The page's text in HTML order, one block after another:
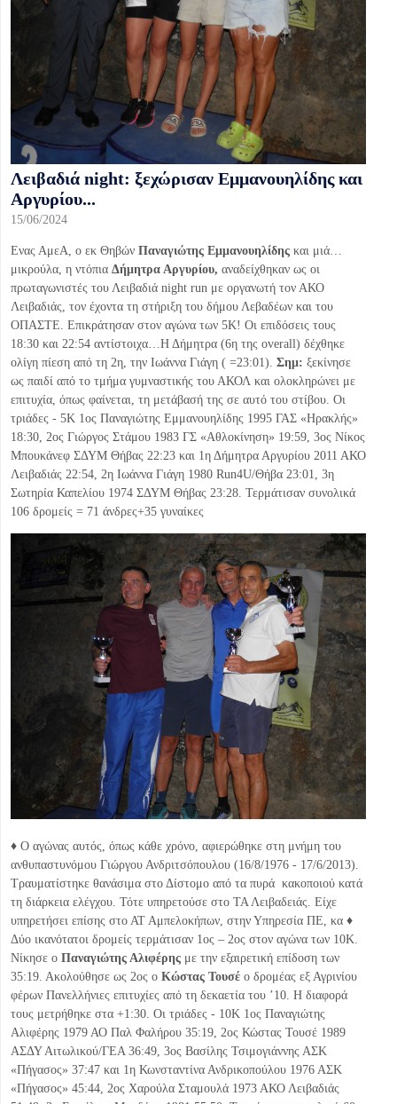
Λειβαδιά night: ξεχώρισαν Εμμανουηλίδης και
Αργυρίου...
15/06/2024
Ενας ΑμεΑ, ο εκ Θηβών Παναγιώτης Εμμανουηλίδης και μιά…
μικρούλα, η ντόπια Δήμητρα Αργυρίου, αναδείχθηκαν ως οι
πρωταγωνιστές του Λειβαδιά night run με οργανωτή τον ΑΚΟ
Λειβαδιάς, τον έχοντα τη στήριξη του δήμου Λεβαδέων και του
ΟΠΑΣΤΕ. Επικράτησαν στον αγώνα των 5Κ! Οι επιδόσεις τους
18:30 και 22:54 αντίστοιχα…Η Δήμητρα (6η της overall) δέχθηκε
ολίγη πίεση από τη 2η, την Ιωάννα Γιάγη ( =23:01). Σημ: ξεκίνησε
ως παιδί από το τμήμα γυμναστικής του ΑΚΟΛ και ολοκληρώνει με
επιτυχία, όπως φαίνεται, τη μετάβασή της σε αυτό του στίβου. Οι
τριάδες - 5Κ 1ος Παναγιώτης Εμμανουηλίδης 1995 ΓΑΣ «Ηρακλής»
18:30, 2ος Γιώργος Στάμου 1983 ΓΣ «Αθλοκίνηση» 19:59, 3ος Νίκος
Μπουκάνεφ ΣΔΥΜ Θήβας 22:23 και 1η Δήμητρα Αργυρίου 2011 ΑΚΟ
Λειβαδιάς 22:54, 2η Ιωάννα Γιάγη 1980 Run4U/Θήβα 23:01, 3η
Σωτηρία Καπελίου 1974 ΣΔΥΜ Θήβας 23:28. Τερμάτισαν συνολικά
106 δρομείς = 71 άνδρες+35 γυναίκες
♦ Ο αγώνας αυτός, όπως κάθε χρόνο, αφιερώθηκε στη μνήμη του
ανθυπαστυνόμου Γιώργου Ανδριτσόπουλου (16/8/1976 - 17/6/2013).
Τραυματίστηκε θανάσιμα στο Δίστομο από τα πυρά κακοποιού κατά
τη διάρκεια ελέγχου. Τότε υπηρετούσε στο ΤΑ Λειβαδειάς. Είχε
υπηρετήσει επίσης στο ΑΤ Αμπελοκήπων, στην Υπηρεσία ΠΕ, κα ♦
Δύο ικανότατοι δρομείς τερμάτισαν 1ος – 2ος στον αγώνα των 10Κ.
Νίκησε ο Παναγιώτης Αλιφέρης με την εξαιρετική επίδοση των
35:19. Ακολούθησε ως 2ος ο Κώστας Τουσέ ο δρομέας εξ Αγρινίου
φέρων Πανελλήνιες επιτυχίες από τη δεκαετία του ’10. Η διαφορά
τους μετρήθηκε στα +1:30. Οι τριάδες - 10Κ 1ος Παναγιώτης
Αλιφέρης 1979 ΑΟ Παλ Φαλήρου 35:19, 2ος Κώστας Τουσέ 1989
ΑΣΔΥ Αιτωλικού/ΓΕΑ 36:49, 3ος Βασίλης Τσιμογιάννης ΑΣΚ
«Πήγασος» 37:47 και 1η Κωνσταντίνα Ανδρικοπούλου 1976 ΑΣΚ
«Πήγασος» 45:44, 2ος Χαρούλα Σταμουλά 1973 ΑΚΟ Λειβαδιάς